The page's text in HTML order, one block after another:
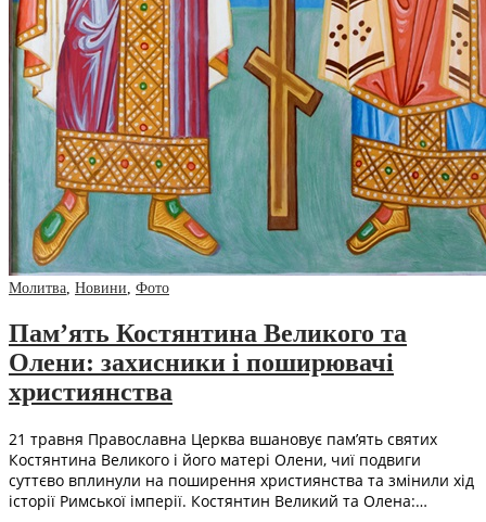
Молитва, Новини, Фото
Пам’ять Костянтина Великого та
Олени: захисники і поширювачі
християнства
21 травня Православна Церква вшановує пам’ять святих
Костянтина Великого і його матері Олени, чиї подвиги
суттєво вплинули на поширення християнства та змінили хід
історії Римської імперії. Костянтин Великий та Олена:…